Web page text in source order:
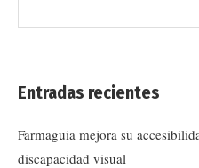
Entradas recientes
Farmaguia mejora su
discapacidad visual